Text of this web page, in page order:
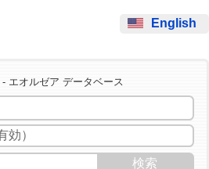
English
- エオルゼア データベース